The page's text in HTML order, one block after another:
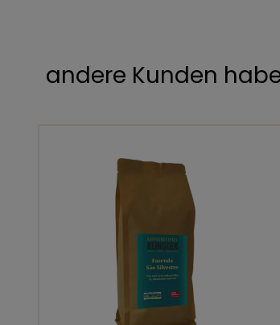
andere Kunden